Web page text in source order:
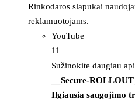
Rinkodaros slapukai
reklamuotojams.
YouTube
11
Sužinokite daugiau
__Secure-
Ilgiausia saugojimo